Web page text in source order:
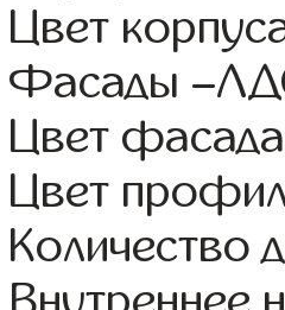
Цвет
Фасады
Цвет
Цвет
Количество